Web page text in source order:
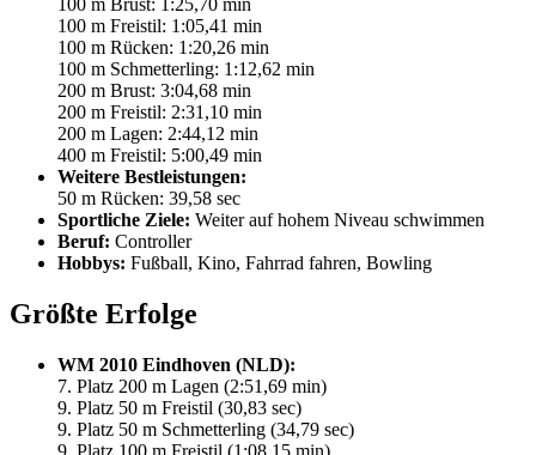
100 m Freistil: 1:05,41 min
100 m Rücken: 1:20,26 min
100 m Schmetterling: 1:12,62 min
200 m Brust: 3:04,68 min
200 m Freistil: 2:31,10 min
200 m Lagen: 2:44,12 min
400 m Freistil: 5:00,49 min
Weitere Bestleistungen:
50 m Rücken: 39,58 sec
Sportliche Ziele: Weiter auf hohem Niveau schwimmen
Beruf: Controller
Hobbys: Fußball, Kino, Fahrrad fahren, Bowling
Größte Erfolge
WM 2010 Eindhoven (NLD):
7. Platz 200 m Lagen (2:51,69 min)
9. Platz 50 m Freistil (30,83 sec)
9. Platz 50 m Schmetterling (34,79 sec)
9. Platz 100 m Freistil (1:08,15 min)